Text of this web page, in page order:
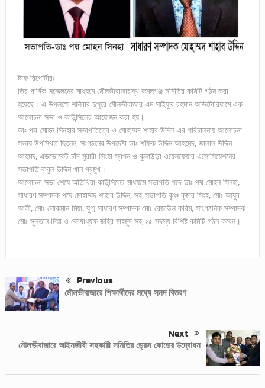
ষ্টাফ রিপোর্টারঃ
ত্রি-বার্ষিক সম্মেলনের মাধ্যমে মৌলভীবাজারস্থ কমলগঞ্জ সমিতির কমিটি গঠন করা
হয়েছে। এ উপলক্ষে শনিবার দুপুরে মৌলভীবাজার এম সাইফুর রহমান অডিটোরিয়ামে এক
আলোচনা সভা ও কাউন্সিলের আয়োজন করা হয়।
ডাঃ পদ্ম মোহন সিনহার সভাপতিত্বে ও মোহাম্মদ শাহাব উদ্দিন এর পরিচালনায় আলোচনা
সভায় উপস্থিত ছিলেন, সংগঠনের উপদেষ্টা ডাঃ শফিক উদ্দিন আহমেদ, জালাল উদ্দিন
আহমদ, এডভোকেট চাঁদ মুরারী সিংহা স্বপন ও কুলাউড়া ওয়েলফেয়ার এসোসিয়েশনের
সভাপতি বাবুল উদ্দিন খান প্রমুখ।
আলোচনা সভা শেষে অতিথিরা কাউন্সিলের মাধ্যমে সভাপতি পদে ডাঃ পদ্ম মোহন সিনহা,
সাধারণ সম্পাদক পদে মোহাম্মদ শাহাব উদ্দিন, সহ-সভাপতি কৃঞ্চ কুমার সিংহ, মোঃ আয়ুব
আলী, মোঃ লোকমান মিয়া, যুগ্ম সাধারণ সম্পাদক মোঃ রেজাউল করিম, সাংগঠনিক সম্পাদক
মোঃ সুলতান মিয়া ও কোষাধ্যক্ষ জহির মাহমুদ সহ ২৫ সদস্য বিশিষ্ট কমিটি গঠন করেন।
Previous
মৌলভীবাজারে শিক্ষার্থীদের মধ্যে সনদ বিতরণ
Next
মৌলভীবাজারে আইনজীবী সহকারী সমিতির ড্রেস কোডের উদ্বোধন